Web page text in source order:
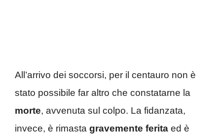
All’arrivo dei soccorsi, per il centauro non è
stato possibile far altro che constatarne la
morte, avvenuta sul colpo. La fidanzata,
invece, è rimasta gravemente ferita ed è